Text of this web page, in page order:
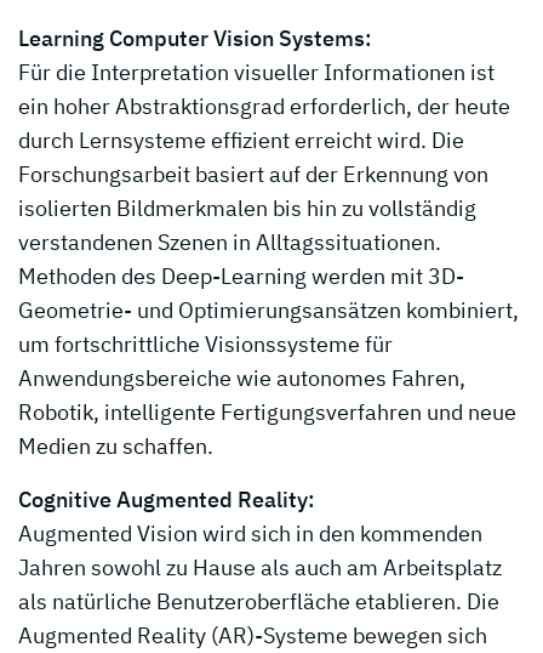
Learning Computer Vision Systems:
Für die Interpretation visueller Informationen ist
ein hoher Abstraktionsgrad erforderlich, der heute
durch Lernsysteme effizient erreicht wird. Die
Forschungsarbeit basiert auf der Erkennung von
isolierten Bildmerkmalen bis hin zu vollständig
verstandenen Szenen in Alltagssituationen.
Methoden des Deep-Learning werden mit 3D-
Geometrie- und Optimierungsansätzen kombiniert,
um fortschrittliche Visionssysteme für
Anwendungsbereiche wie autonomes Fahren,
Robotik, intelligente Fertigungsverfahren und neue
Medien zu schaffen.
Cognitive Augmented Reality:
Augmented Vision wird sich in den kommenden
Jahren sowohl zu Hause als auch am Arbeitsplatz
als natürliche Benutzeroberfläche etablieren. Die
Augmented Reality (AR)-Systeme bewegen sich